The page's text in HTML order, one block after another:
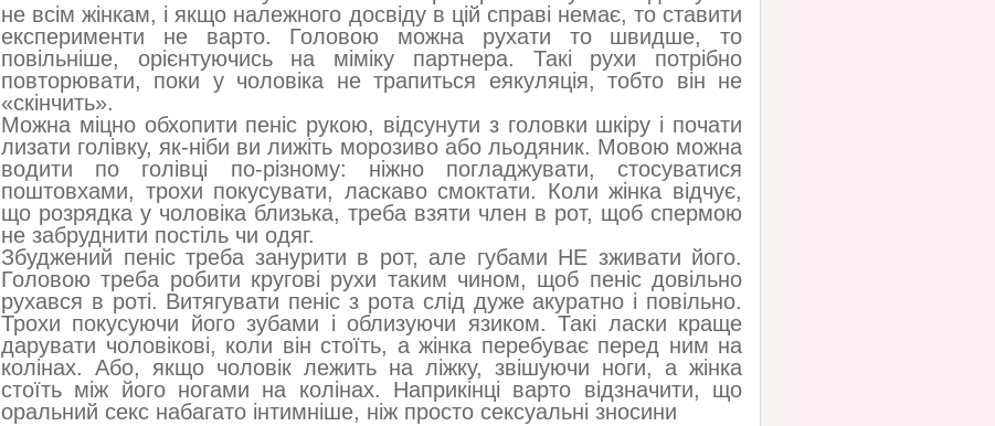
не всім жінкам, і якщо належного досвіду в цій справі немає, то ставити
експерименти не варто. Головою можна рухати то швидше, то
повільніше, орієнтуючись на міміку партнера. Такі рухи потрібно
повторювати, поки у чоловіка не трапиться еякуляція, тобто він не
«скінчить».
Можна міцно обхопити пеніс рукою, відсунути з головки шкіру і почати
лизати голівку, як-ніби ви лижіть морозиво або льодяник. Мовою можна
водити по голівці по-різному: ніжно погладжувати, стосуватися
поштовхами, трохи покусувати, ласкаво смоктати. Коли жінка відчує,
що розрядка у чоловіка близька, треба взяти член в рот, щоб спермою
не забруднити постіль чи одяг.
Збуджений пеніс треба занурити в рот, але губами НЕ зживати його.
Головою треба робити кругові рухи таким чином, щоб пеніс довільно
рухався в роті. Витягувати пеніс з рота слід дуже акуратно і повільно.
Трохи покусуючи його зубами і облизуючи язиком. Такі ласки краще
дарувати чоловікові, коли він стоїть, а жінка перебуває перед ним на
колінах. Або, якщо чоловік лежить на ліжку, звішуючи ноги, а жінка
стоїть між його ногами на колінах. Наприкінці варто відзначити, що
оральний секс набагато інтимніше, ніж просто сексуальні зносини